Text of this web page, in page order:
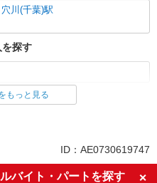
穴川(千葉)駅
探す
人を探す
未経験歓迎
もっと見る
ID：AE0730619747
バイト・パートを探す